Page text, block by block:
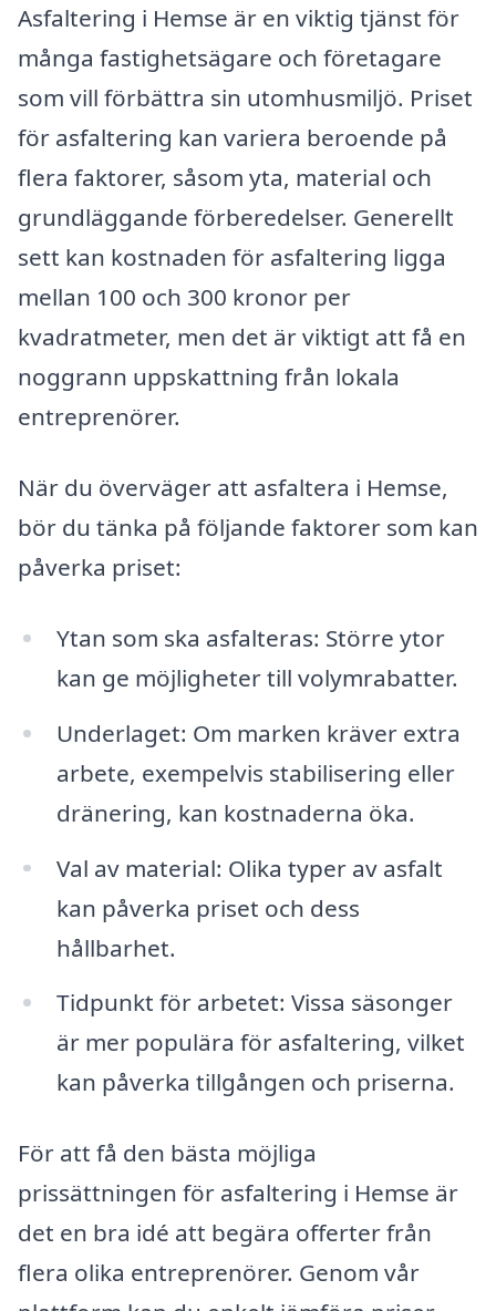
Asfaltering i Hemse är en viktig tjänst för
många fastighetsägare och företagare
som vill förbättra sin utomhusmiljö. Priset
för asfaltering kan variera beroende på
flera faktorer, såsom yta, material och
grundläggande förberedelser. Generellt
sett kan kostnaden för asfaltering ligga
mellan 100 och 300 kronor per
kvadratmeter, men det är viktigt att få en
noggrann uppskattning från lokala
entreprenörer.
När du överväger att asfaltera i Hemse,
bör du tänka på följande faktorer som kan
påverka priset:
Ytan som ska asfalteras: Större ytor
kan ge möjligheter till volymrabatter.
Underlaget: Om marken kräver extra
arbete, exempelvis stabilisering eller
dränering, kan kostnaderna öka.
Val av material: Olika typer av asfalt
kan påverka priset och dess
hållbarhet.
Tidpunkt för arbetet: Vissa säsonger
är mer populära för asfaltering, vilket
kan påverka tillgången och priserna.
För att få den bästa möjliga
prissättningen för asfaltering i Hemse är
det en bra idé att begära offerter från
flera olika entreprenörer. Genom vår